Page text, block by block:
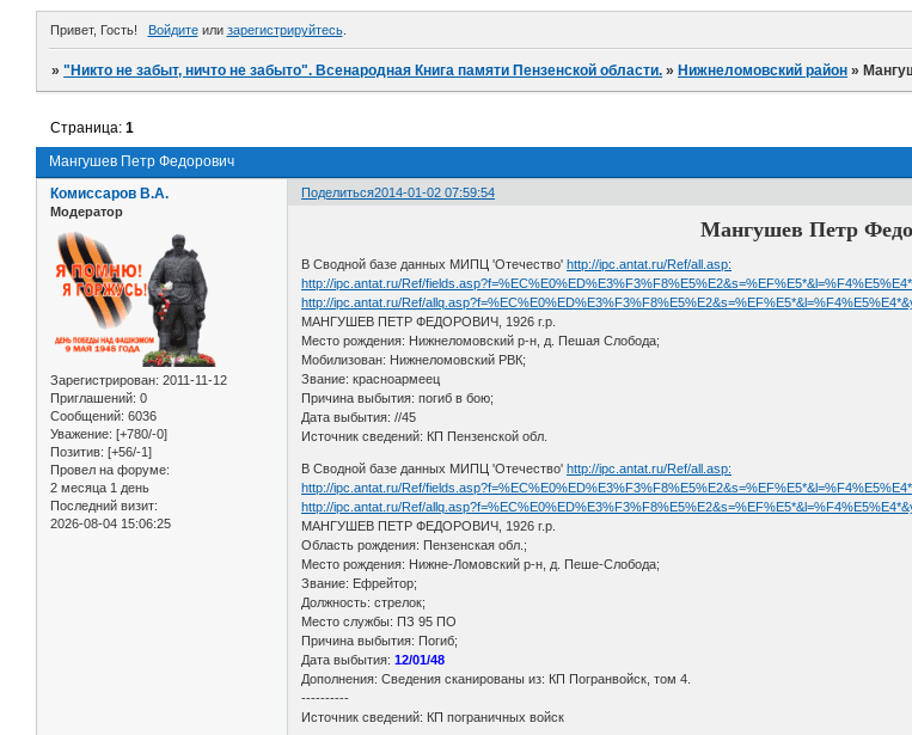
Привет, Гость! Войдитеили зарегистрируйтесь.
»"Никто не забыт, ничто не забыто". Всенародная Книга памяти Пензенской области. » Нижнеломовский район »
Мангушев Петр Федорович
Страница:1
Поделиться2014-01-02 07:59:54
Комиссаров В.А.
Модератор
Зарегистрирован: 2011-11-12
Приглашений: 0
Сообщений: 6036
Уважение: [+780/-0]
Позитив: [+56/-1]
Провел на форуме:
2 месяца 1 день
Последний визит:
2026-08-04 15:06:25
Мангушев Петр
В Сводной базе данных МИПЦ 'Отечество'http://ipc.antat.ru/Ref/all.asp:
http://ipc.antat.ru/Ref/
http://ipc.antat.ru/Ref/
МАНГУШЕВ ПЕТР ФЕДОРОВИЧ, 1926 г.р.
Место рождения: Нижнеломовский р-н, д. Пешая Слобода;
Мобилизован: Нижнеломовский РВК;
Звание: красноармеец
Причина выбытия: погиб в бою;
Дата выбытия: //45
Источник сведений: КП Пензенской обл.
В Сводной базе данных МИПЦ 'Отечество'http://ipc.antat.ru/Ref/all.asp:
http://ipc.antat.ru/Ref/
http://ipc.antat.ru/Ref/
МАНГУШЕВ ПЕТР ФЕДОРОВИЧ, 1926 г.р.
Область рождения: Пензенская обл.;
Место рождения: Нижне-Ломовский р-н, д. Пеше-Слобода;
Звание: Ефрейтор;
Должность: стрелок;
Место службы: ПЗ 95 ПО
Причина выбытия: Погиб;
Дата выбытия:12/01/48
Дополнения: Сведения сканированы из: КП Погранвойск, том 4.
----------
Источник сведений: КП пограничных войск